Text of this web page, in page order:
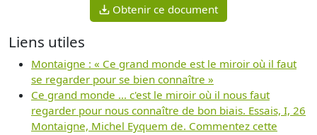
Obtenir ce document
Liens utiles
Montaigne : « Ce grand monde est le miroir où il faut
se regarder pour se bien connaître »
Ce grand monde ... c'est le miroir où il nous faut
regarder pour nous connaître de bon biais. Essais, I, 26
Montaigne, Michel Eyquem de. Commentez cette